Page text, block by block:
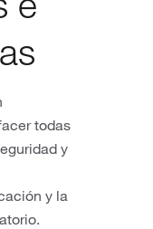
todas
y
y la